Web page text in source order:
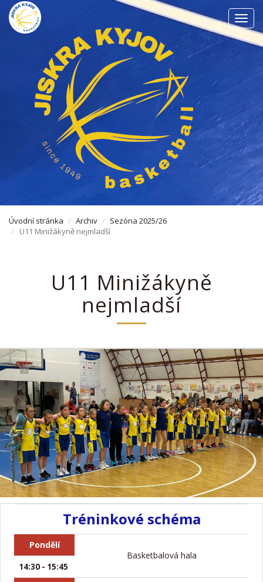
Úvodní stránka Archiv
Sezóna 2025/26
U11 Minižákyně nejmladší
U11 Minižákyně
nejmladší
Tréninkové schéma
Pondělí
Basketbalová hala
14:30 - 15:45